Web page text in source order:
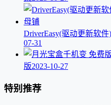
DriverEasy(驱动更新软
07-31
版2023-10-27
特别推荐